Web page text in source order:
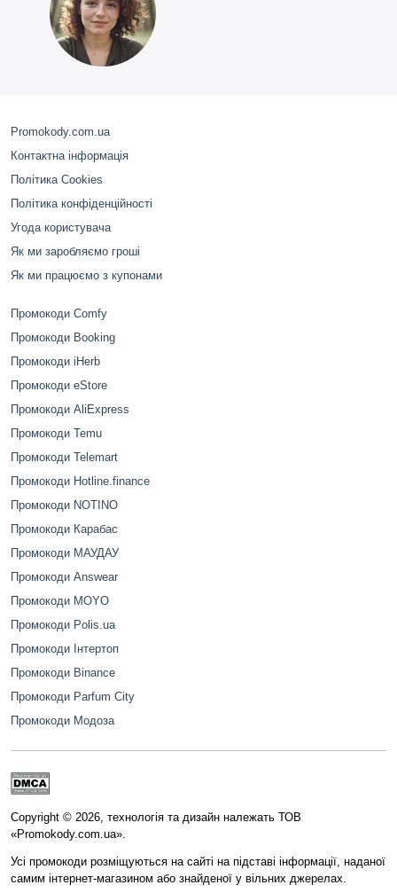
Promokody.com.ua
Контактна інформація
Політика Cookies
Політика конфіденційності
Угода користувача
Як ми заробляємо гроші
Як ми працюємо з купонами
Промокоди Comfy
Промокоди Booking
Промокоди iHerb
Промокоди eStore
Промокоди AliExpress
Промокоди Temu
Промокоди Telemart
Промокоди Hotline.finance
Промокоди NOTINO
Промокоди Карабас
Промокоди МАУДАУ
Промокоди Answear
Промокоди MOYO
Промокоди Polis.ua
Промокоди Інтертоп
Промокоди Binance
Промокоди Parfum City
Промокоди Модоза
Copyright © 2026, технологія та дизайн належать ТОВ
«Promokody.com.ua».
Усі промокоди розміщуються на сайті на підставі інформації, наданої
самим інтернет-магазином або знайденої у вільних джерелах.